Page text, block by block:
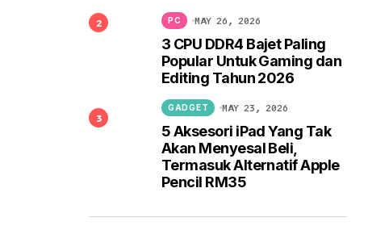
3 CPU DDR4 Bajet Paling
Popular Untuk Gaming dan
Editing Tahun 2026
PC MAY 26, 2026
5 Aksesori iPad Yang Tak
Akan Menyesal Beli,
Termasuk Alternatif Apple
Pencil RM35
GADGET MAY 23, 2026